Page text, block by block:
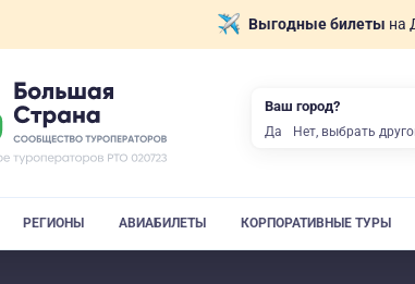
Выгодные билеты на
РЕГИОНЫ АВИАБИЛЕТЫ КОРПОРАТИВНЫЕ ТУРЫ
Ваш город?
Да Нет, выбрать